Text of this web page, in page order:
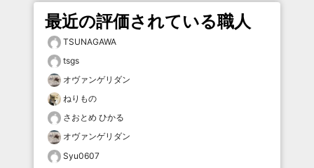
最近の評価されている職人
TSUNAGAWA
tsgs
オヴァンゲリダン
ねりもの
さおとめ ひかる
オヴァンゲリダン
Syu0607